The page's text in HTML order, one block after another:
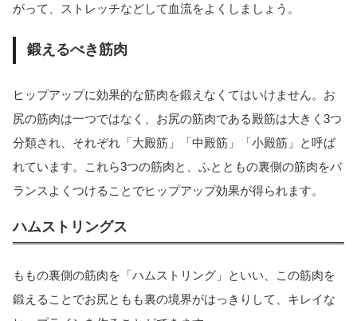
がって、ストレッチなどして血流をよくしましょう。
鍛えるべき筋肉
ヒップアップに効果的な筋肉を鍛えなくてはいけません。お
尻の筋肉は一つではなく、お尻の筋肉である殿筋は大きく3つ
分類され、それぞれ「大殿筋」「中殿筋」「小殿筋」と呼ば
れています。これら3つの筋肉と、ふとともの裏側の筋肉をバ
ランスよくつけることでヒップアップ効果が得られます。
ハムストリングス
ももの裏側の筋肉を「ハムストリング」といい、この筋肉を
鍛えることでお尻ともも裏の境界がはっきりして、キレイな